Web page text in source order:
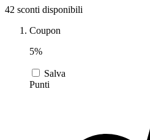
42 sconti disponibili
Coupon
5%
Salva
Punti